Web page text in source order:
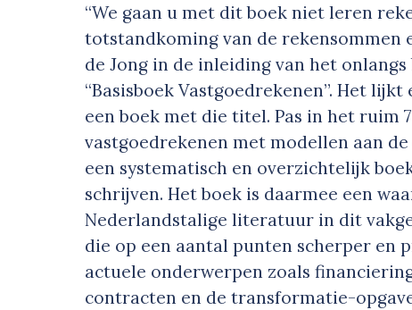
“We gaan u met dit boek niet leren
totstandkoming van de rekensommen
de Jong in de inleiding van het
“Basisboek Vastgoedrekenen”. Het
een boek met die titel. Pas in het ruim
vastgoedrekenen met modellen aan
een systematisch en overzichtelijk
schrijven. Het boek is daarmee een
Nederlandstalige literatuur in dit
die op een aantal punten scherper en
actuele onderwerpen zoals
contracten en de transformatie-